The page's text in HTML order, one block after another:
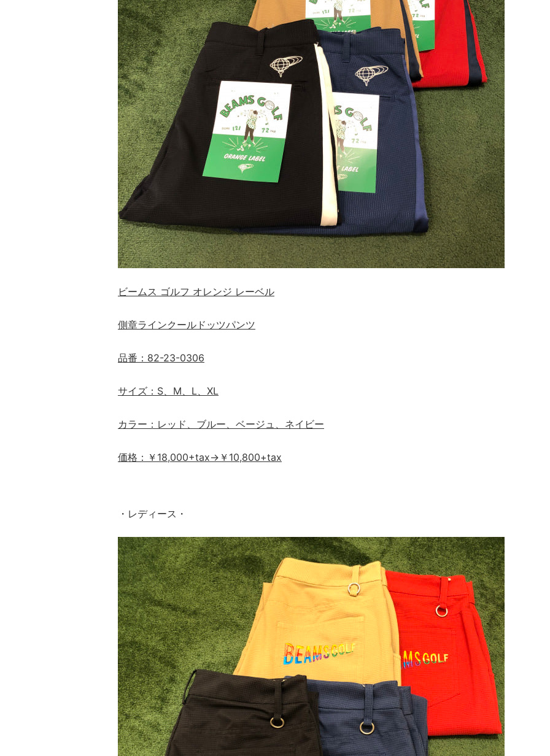
ビームス ゴルフ オレンジ レーベル
側章ラインクールドッツパンツ
品番：82-23-0306
サイズ：S、M、L、XL
カラー：レッド、ブルー、ベージュ、ネイビー
価格：￥18,000+tax→￥10,800+tax
・レディース・